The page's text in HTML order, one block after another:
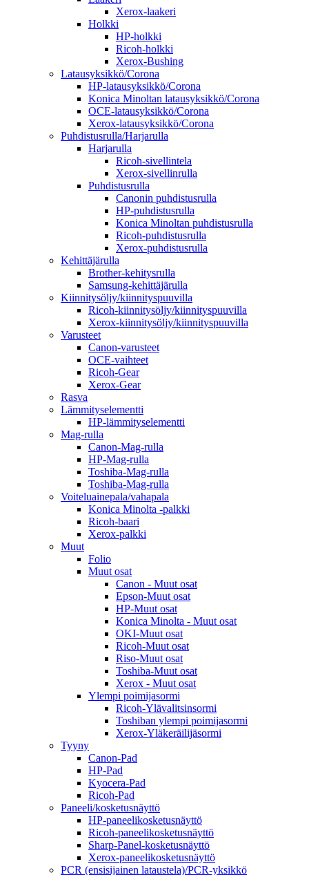
Xerox-laakeri
Holkki
HP-holkki
Ricoh-holkki
Xerox-Bushing
Latausyksikkö/Corona
HP-latausyksikkö/Corona
Konica Minoltan latausyksikkö/Corona
OCE-latausyksikkö/Corona
Xerox-latausyksikkö/Corona
Puhdistusrulla/Harjarulla
Harjarulla
Ricoh-sivellintela
Xerox-sivellinrulla
Puhdistusrulla
Canonin puhdistusrulla
HP-puhdistusrulla
Konica Minoltan puhdistusrulla
Ricoh-puhdistusrulla
Xerox-puhdistusrulla
Kehittäjärulla
Brother-kehitysrulla
Samsung-kehittäjärulla
Kiinnitysöljy/kiinnityspuuvilla
Ricoh-kiinnitysöljy/kiinnityspuuvilla
Xerox-kiinnitysöljy/kiinnityspuuvilla
Varusteet
Canon-varusteet
OCE-vaihteet
Ricoh-Gear
Xerox-Gear
Rasva
Lämmityselementti
HP-lämmityselementti
Mag-rulla
Canon-Mag-rulla
HP-Mag-rulla
Toshiba-Mag-rulla
Toshiba-Mag-rulla
Voiteluainepala/vahapala
Konica Minolta -palkki
Ricoh-baari
Xerox-palkki
Muut
Folio
Muut osat
Canon - Muut osat
Epson-Muut osat
HP-Muut osat
Konica Minolta - Muut osat
OKI-Muut osat
Ricoh-Muut osat
Riso-Muut osat
Toshiba-Muut osat
Xerox - Muut osat
Ylempi poimijasormi
Ricoh-Ylävalitsinsormi
Toshiban ylempi poimijasormi
Xerox-Yläkeräilijäsormi
Tyyny
Canon-Pad
HP-Pad
Kyocera-Pad
Ricoh-Pad
Paneeli/kosketusnäyttö
HP-paneelikosketusnäyttö
Ricoh-paneelikosketusnäyttö
Sharp-Panel-kosketusnäyttö
Xerox-paneelikosketusnäyttö
PCR (ensisijainen lataustela)/PCR-yksikkö